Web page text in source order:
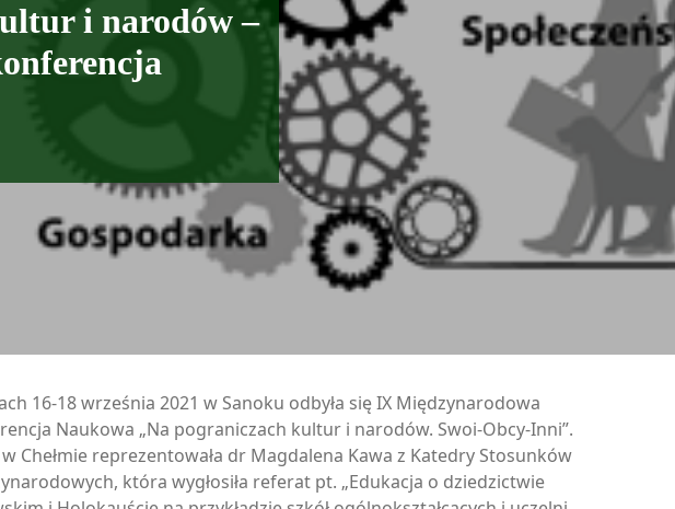
i narodów –
16-18 września 2021 w Sanoku odbyła się IX Międzynarodowa
Naukowa „Na pograniczach kultur i narodów. Swoi-Obcy-Inni”.
w Chełmie reprezentowała dr Magdalena Kawa z Katedry Stosunków
która wygłosiła referat pt. „Edukacja o dziedzictwie